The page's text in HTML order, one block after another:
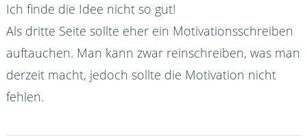
Ich finde die Idee nicht so gut!
Als dritte Seite sollte eher ein Motivationsschreiben
auftauchen. Man kann zwar reinschreiben, was man
derzeit macht, jedoch sollte die Motivation nicht
fehlen.